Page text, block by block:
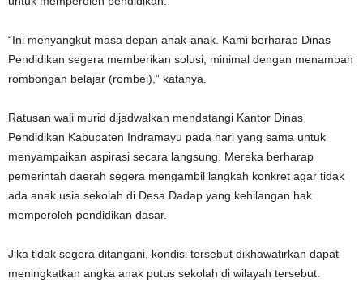
“Ini menyangkut masa depan anak-anak. Kami berharap Dinas
Pendidikan segera memberikan solusi, minimal dengan menambah
rombongan belajar (rombel),” katanya.
Ratusan wali murid dijadwalkan mendatangi Kantor Dinas
Pendidikan Kabupaten Indramayu pada hari yang sama untuk
menyampaikan aspirasi secara langsung. Mereka berharap
pemerintah daerah segera mengambil langkah konkret agar tidak
ada anak usia sekolah di Desa Dadap yang kehilangan hak
memperoleh pendidikan dasar.
Jika tidak segera ditangani, kondisi tersebut dikhawatirkan dapat
meningkatkan angka anak putus sekolah di wilayah tersebut.